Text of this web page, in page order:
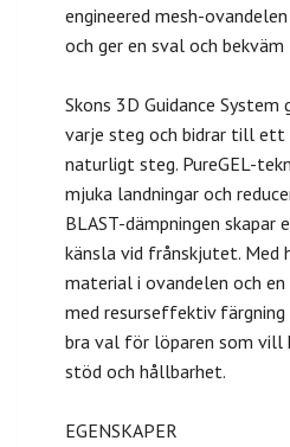
engineered mesh-
och ger en sval och
Skons 3D Guidance
varje steg och bidrar till
naturligt steg. PureGEL-
mjuka landningar och
BLAST-dämpningen skapar
känsla vid frånskjutet. Med
material i ovandelen och
med resurseffektiv
bra val för löparen som vill
stöd och hållbarhet.
EGENSKAPER